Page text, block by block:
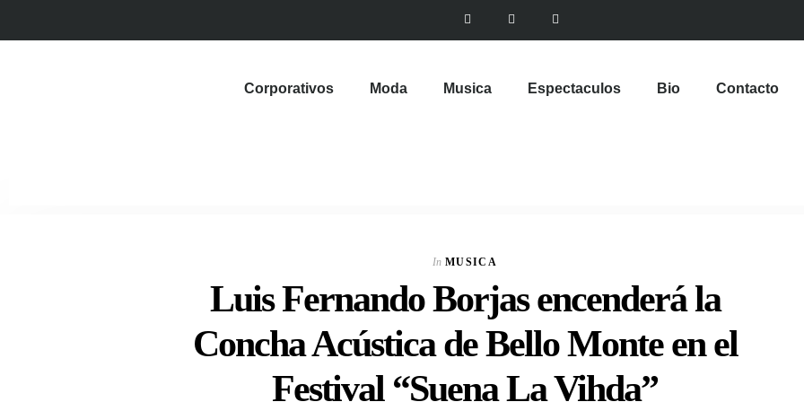
Corporativos Moda Musica Espectaculos Bio Contacto
In MUSICA
Luis Fernando Borjas encenderá la
Concha Acústica de Bello Monte en el
Festival “Suena La Vihda”